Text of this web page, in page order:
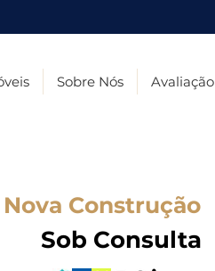
Sobre Nós Avaliação
Nova Construção
Sob Consulta